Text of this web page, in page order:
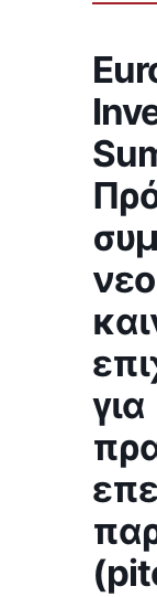
για